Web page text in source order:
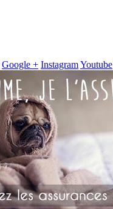
Google + InstagramYoutube